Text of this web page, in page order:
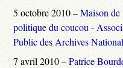
5 octobre 2010 –Maison de
politique du coucou -
Public des Archives
7 avril 2010 –Patrice